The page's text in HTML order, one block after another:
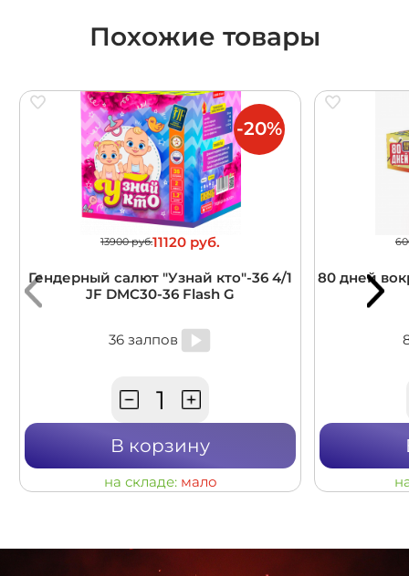
Похожие товары
13900 руб.11120 руб.
Гендерный салют "Узнай кто"-36 4/1
JF DMC30-36 Flash G
36 залпов
В корзину
на складе: мало
-20%
80 дней